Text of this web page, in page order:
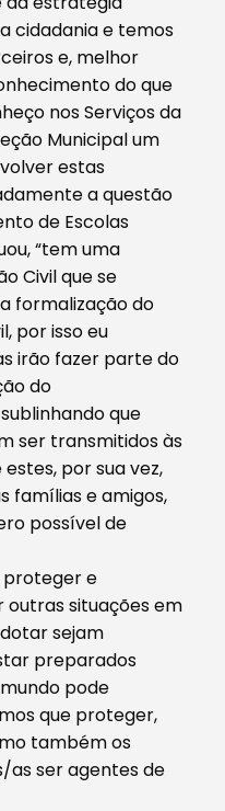
cidadania e temos
e, melhor
do que
nos Serviços da
Municipal um
estas
a questão
de Escolas
“tem uma
Civil que se
formalização do
por isso eu
irão fazer parte do
do
que
ser transmitidos às
por sua vez,
famílias e amigos,
possível de
proteger e
outras situações em
sejam
preparados
pode
que proteger,
também os
as ser agentes de